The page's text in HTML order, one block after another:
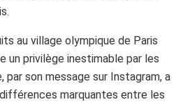
au village olympique de Paris
un privilège inestimable par les
par son message sur Instagram, a
marquantes entre les